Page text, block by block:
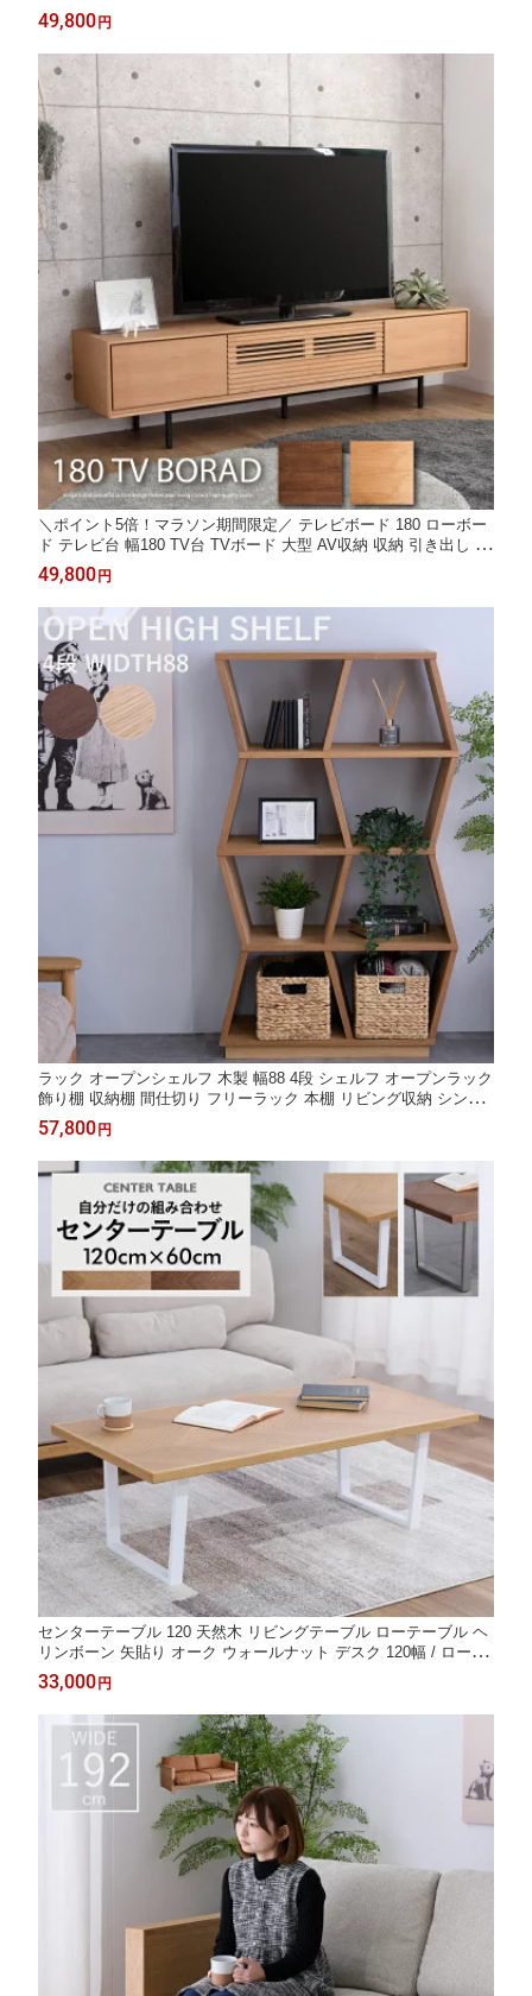
ノコベッド / オーク ウォールナット すのこベッド ダブルベッド
ベット コンセント付き シンプル 木製 sanjp-1216
49,800 円
＼ポイント5倍！マラソン期間限定／ テレビボード 180 ローボー
ド テレビ台 幅180 TV台 TVボード 大型 AV収納 収納 引き出し /
ロー シンプル モダン 北欧 おしゃれ 木製 アルダー 木目 リビング
脚付き アイアン ブラウン ナチュラル 天然木 無垢 通販 送料無料
sanjp-0608
49,800 円
ラック オープンシェルフ 木製 幅88 4段 シェルフ オープンラック
飾り棚 収納棚 間仕切り フリーラック 本棚 リビング収納 シンプ
ル / オーク ウォールナット リビング ラック 間仕切り 木製ラック
ディスプレイ オープンラック 北欧 収納 送料無料 sanjp-1163
57,800 円
センターテーブル 120 天然木 リビングテーブル ローテーブル ヘ
リンボーン 矢貼り オーク ウォールナット デスク 120幅 / ロータ
イプ コンパクト 小さめ 木製 ステンレス脚 おしゃれ ロータイプ
デスク pcデスク 机 ワークデスク テレワーク 在宅 座卓 sanjp-065
33,000 円